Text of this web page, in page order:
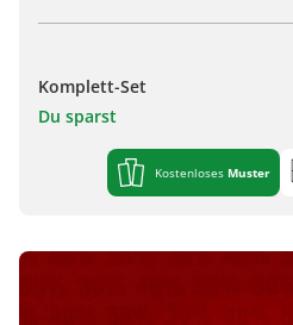
Komplett-Set
Du sparst
Kostenloses Muster